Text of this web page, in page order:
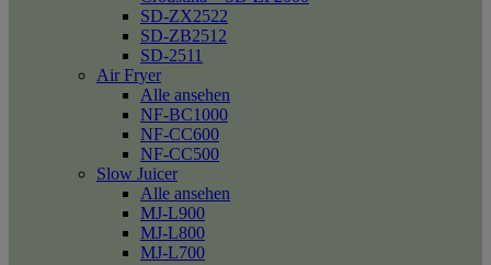
SD-ZX2522
SD-ZB2512
SD-2511
Air Fryer
Alle ansehen
NF-BC1000
NF-CC600
NF-CC500
Slow Juicer
Alle ansehen
MJ-L900
MJ-L800
MJ-L700